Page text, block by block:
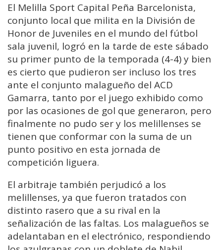
El Melilla Sport Capital Peña Barcelonista,
conjunto local que milita en la División de
Honor de Juveniles en el mundo del fútbol
sala juvenil, logró en la tarde de este sábado
su primer punto de la temporada (4-4) y bien
es cierto que pudieron ser incluso los tres
ante el conjunto malagueño del ACD
Gamarra, tanto por el juego exhibido como
por las ocasiones de gol que generaron, pero
finalmente no pudo ser y los melillenses se
tienen que conformar con la suma de un
punto positivo en esta jornada de
competición liguera.
El arbitraje también perjudicó a los
melillenses, ya que fueron tratados con
distinto rasero que a su rival en la
señalización de las faltas. Los malagueños se
adelantaban en el electrónico, respondiendo